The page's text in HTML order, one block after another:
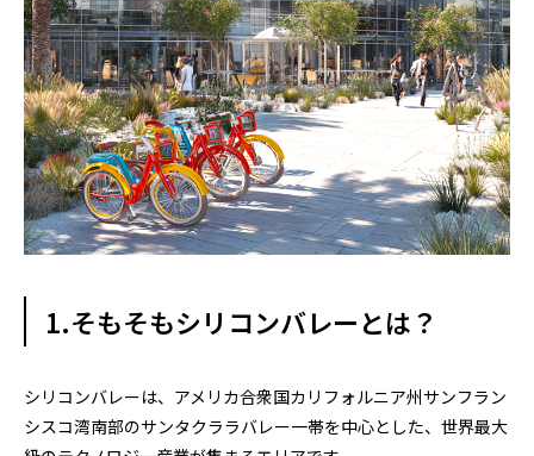
1.そもそもシリコンバレーとは？
シリコンバレーは、アメリカ合衆国カリフォルニア州サンフラン
シスコ湾南部のサンタクララバレー一帯を中心とした、世界最大